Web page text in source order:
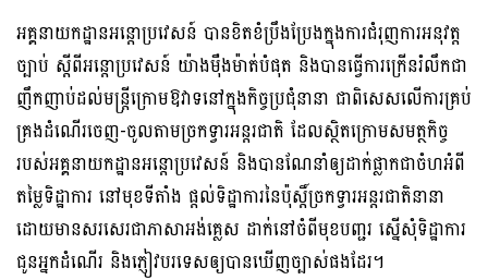
អគ្គនាយកដ្ឋានអន្តោប្រវេសន៍ បានខិតខំប្រឹងប្រែងក្នុងការជំរុញការអនុវត្ត
ច្បាប់ ស្ដីពីអន្តោប្រវេសន៍ យ៉ាងម៉ឺងម៉ាត់បំផុត និងបានធ្វើការក្រើនរំលឹកជា
ញឹកញាប់ដល់មន្ត្រីក្រោមឱវាទនៅក្នុងកិច្ចប្រជុំនានា ជាពិសេសលើការគ្រប់
គ្រងដំណើរចេញ-ចូលតាមច្រកទ្វារអន្តរជាតិ ដែលស្ថិតក្រោមសមត្ថកិច្ច
របស់អគ្គនាយកដ្ឋានអន្តោប្រវេសន៍ និងបានណែនាំឲ្យដាក់ផ្លាកជាចំហអំពី
តម្លៃទិដ្ឋាការ នៅមុខទីតាំង ផ្តល់ទិដ្ឋាការនៃប៉ុស្តិ៍ច្រកទ្វារអន្តរជាតិនានា
ដោយមានសរសេរជាភាសាអង់គ្លេស ដាក់នៅចំពីមុខបញ្ជរ ស្នើសុំទិដ្ឋាការ
ជូនអ្នកដំណើរ និងភ្ញៀវបរទេសឲ្យបានឃើញច្បាស់ផងដែរ។